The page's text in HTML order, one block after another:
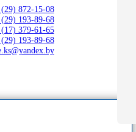
872-15-08
193-89-68
379-61-65
193-89-68